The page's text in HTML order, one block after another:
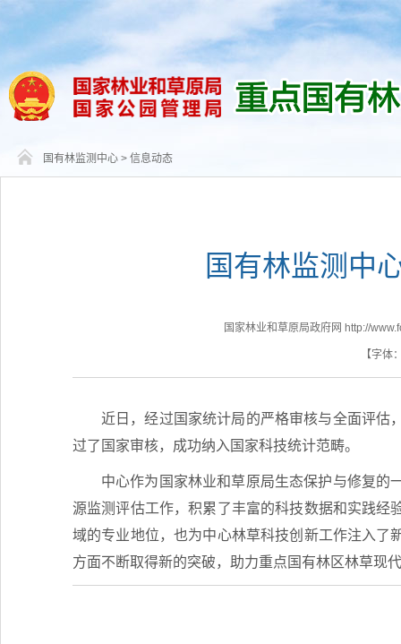
国有林监测中心 > 信息动态
国有林监测中
国家林业和草原局政府网 http://
【字体
近日，经过国家统计局的严格审核与全面评估
过了国家审核，成功纳入国家科技统计范畴。
中心作为国家林业和草原局生态保护与修复的
源监测评估工作，积累了丰富的科技数据和实践经
域的专业地位，也为中心林草科技创新工作注入了
方面不断取得新的突破，助力重点国有林区林草现